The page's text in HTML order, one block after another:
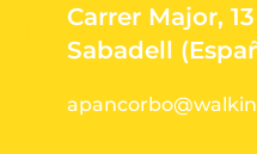
Carrer Major,
Sabadell